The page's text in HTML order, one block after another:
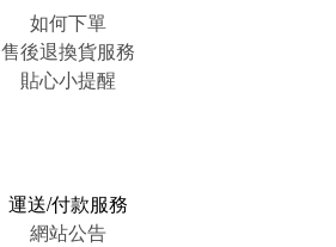
如何下單
售後退換貨服務
貼心小提醒
運送/付款服務
網站公告